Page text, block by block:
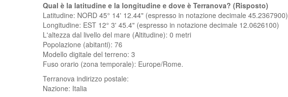
Qual è la latitudine e la longitudine e dove è Terranova? (Risposto)
Latitudine: NORD 45° 14' 12.44" (espresso in notazione decimale 45.2367900)
Longitudine: EST 12° 3' 45.4" (espresso in notazione decimale 12.0626100)
L'altezza dal livello del mare (Altitudine): 0 metri
Popolazione (abitanti): 76
Modello digitale del terreno: 3
Fuso orario (zona temporale): Europe/Rome.
Terranova indirizzo postale:
Nazione: Italia